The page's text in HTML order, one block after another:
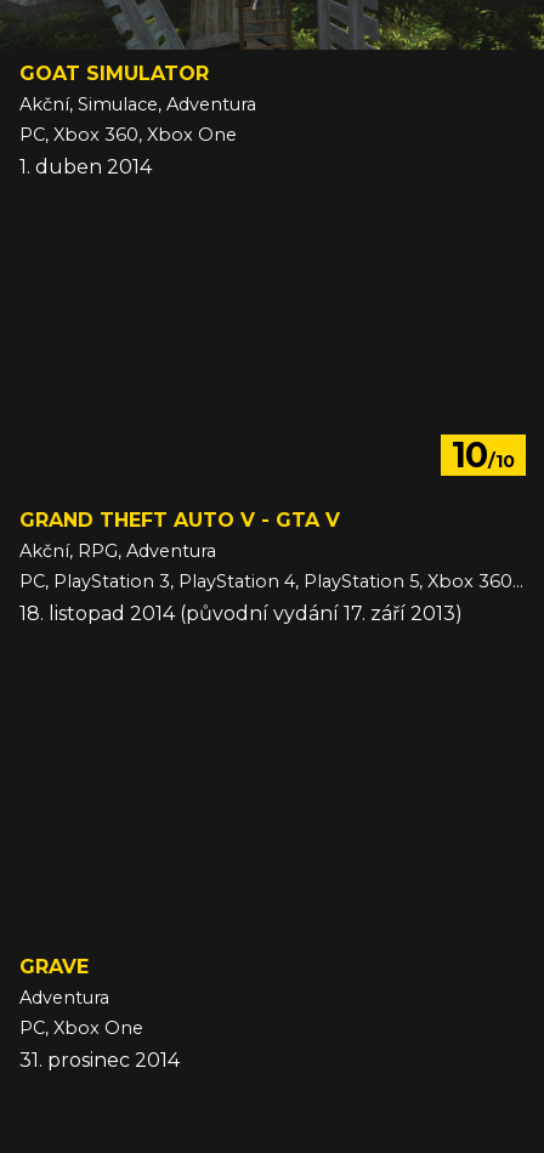
GOAT SIMULATOR
Akční, Simulace, Adventura
PC, Xbox 360, Xbox One
1. duben 2014
10/10
GRAND THEFT AUTO V - GTA V
Akční, RPG, Adventura
PC, PlayStation 3, PlayStation 4, PlayStation 5, Xbox 360, Xbox One, Xbox Series
18. listopad 2014 (původní vydání 17. září 2013)
GRAVE
Adventura
PC, Xbox One
31. prosinec 2014